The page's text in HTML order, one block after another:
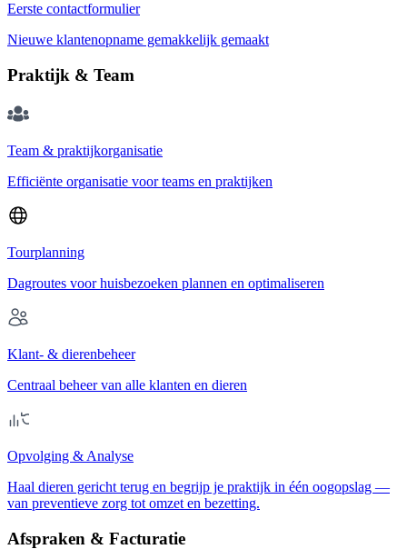
Eerste contactformulier
Nieuwe klantenopname gemakkelijk gemaakt
Praktijk & Team
Team & praktijkorganisatie
Efficiënte organisatie voor teams en praktijken
Tourplanning
Dagroutes voor huisbezoeken plannen en optimaliseren
Klant- & dierenbeheer
Centraal beheer van alle klanten en dieren
Opvolging & Analyse
Haal dieren gericht terug en begrijp je praktijk in één oogopslag —
van preventieve zorg tot omzet en bezetting.
Afspraken & Facturatie